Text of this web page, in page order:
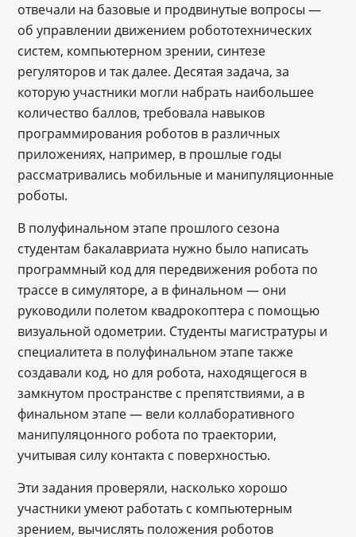
отвечали на базовые и продвинутые вопросы —
об управлении движением робототехнических
систем, компьютерном зрении, синтезе
регуляторов и так далее. Десятая задача, за
которую участники могли набрать наибольшее
количество баллов, требовала навыков
программирования роботов в различных
приложениях, например, в прошлые годы
рассматривались мобильные и манипуляционные
роботы.
В полуфинальном этапе прошлого сезона
студентам бакалавриата нужно было написать
программный код для передвижения робота по
трассе в симуляторе, а в финальном — они
руководили полетом квадрокоптера с помощью
визуальной одометрии. Студенты магистратуры и
специалитета в полуфинальном этапе также
создавали код, но для робота, находящегося в
замкнутом пространстве с препятствиями, а в
финальном этапе — вели коллаборативного
манипуляцонного робота по траектории,
учитывая силу контакта с поверхностью.
Эти задания проверяли, насколько хорошо
участники умеют работать с компьютерным
зрением, вычислять положения роботов